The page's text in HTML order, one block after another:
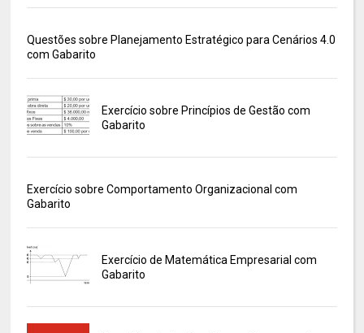
Questões sobre Planejamento Estratégico para Cenários 4.0
com Gabarito
Exercício sobre Princípios de Gestão com
Gabarito
Exercício sobre Comportamento Organizacional com
Gabarito
Exercício de Matemática Empresarial com
Gabarito